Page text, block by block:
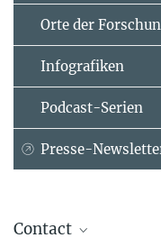
Orte der
Infografiken
Podcast-Serien
Presse-
Contact